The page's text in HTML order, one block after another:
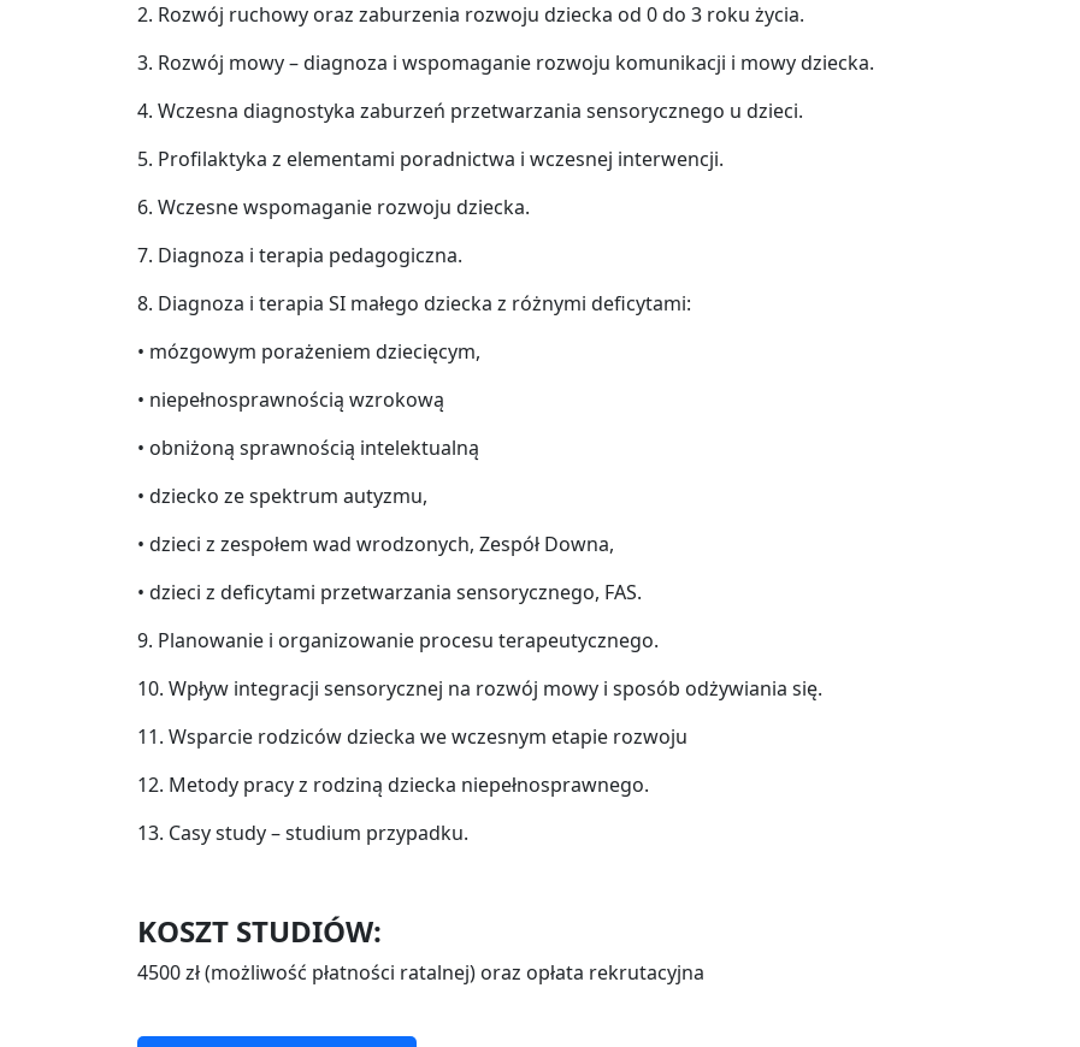
2. Rozwój ruchowy oraz zaburzenia rozwoju dziecka od 0 do 3 roku życia.
3. Rozwój mowy – diagnoza i wspomaganie rozwoju komunikacji i mowy dziecka.
4. Wczesna diagnostyka zaburzeń przetwarzania sensorycznego u dzieci.
5. Profilaktyka z elementami poradnictwa i wczesnej interwencji.
6. Wczesne wspomaganie rozwoju dziecka.
7. Diagnoza i terapia pedagogiczna.
8. Diagnoza i terapia SI małego dziecka z różnymi deficytami:
• mózgowym porażeniem dziecięcym,
• niepełnosprawnością wzrokową
• obniżoną sprawnością intelektualną
• dziecko ze spektrum autyzmu,
• dzieci z zespołem wad wrodzonych, Zespół Downa,
• dzieci z deficytami przetwarzania sensorycznego, FAS.
9. Planowanie i organizowanie procesu terapeutycznego.
10. Wpływ integracji sensorycznej na rozwój mowy i sposób odżywiania się.
11. Wsparcie rodziców dziecka we wczesnym etapie rozwoju
12. Metody pracy z rodziną dziecka niepełnosprawnego.
13. Casy study – studium przypadku.
KOSZT STUDIÓW:
4500 zł (możliwość płatności ratalnej) oraz opłata rekrutacyjna